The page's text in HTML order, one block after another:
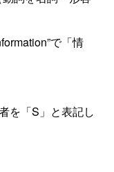
で「情
を「S」と表記し